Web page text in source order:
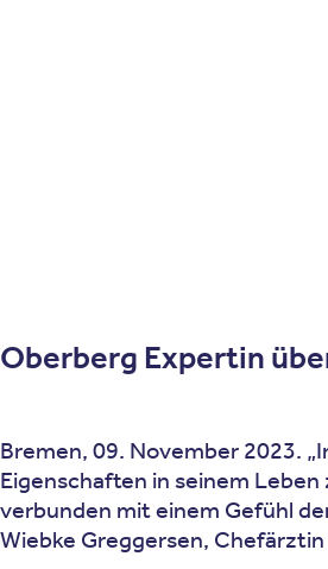
Oberberg Expertin
Bremen, 09. November 2023.
Eigenschaften in seinem
verbunden mit einem Gefühl
Wiebke Greggersen,